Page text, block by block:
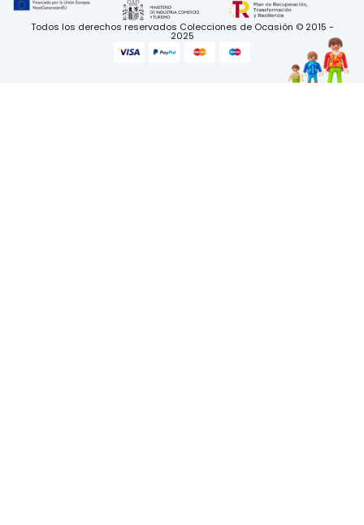
Todos los derechos reservados Colecciones de Ocasión © 2015 -
2025